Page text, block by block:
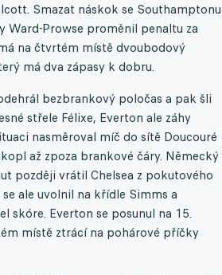
Smazat náskok se Southamptonu
Ward-Prowse proměnil penaltu za
na čtvrtém místě dvoubodový
má dva zápasy k dobru.
bezbrankový poločas a pak šli
střele Félixe, Everton ale záhy
nasměroval míč do sítě Doucouré
až zpoza brankové čáry. Německý
později vrátil Chelsea z pokutového
ale uvolnil na křídle Simms a
skóre. Everton se posunul na 15.
místě ztrácí na pohárové příčky